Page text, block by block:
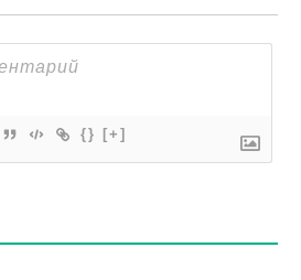
{} [+]